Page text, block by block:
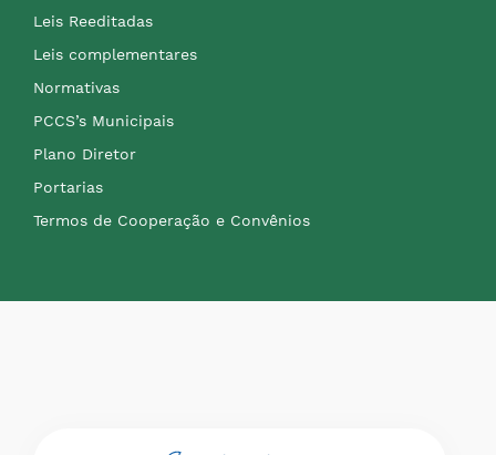
Leis Reeditadas
Leis complementares
Normativas
PCCS’s Municipais
Plano Diretor
Portarias
Termos de Cooperação e Convênios